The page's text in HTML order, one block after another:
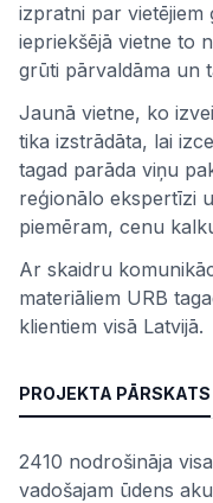
izpratni par vietējiem
iepriekšējā vietne to
grūti pārvaldāma un
Jaunā vietne, ko
tika izstrādāta, lai
tagad parāda viņu
reģionālo ekspertīzi
piemēram, cenu
Ar skaidru
materiāliem URB
klientiem visā Latvijā.
PROJEKTA PĀRSKATS
2410 nodrošināja
vadošajam ūdens